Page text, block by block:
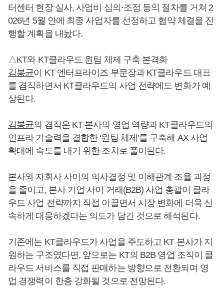
터센터 현장 실사, 사업비 심의·조정 등의 절차를 거쳐 2
026년 5월 안에 최종 사업자를 선정하고 협약 체결을 진
행할 계획을 내놨다.
△KT와 KT클라우드 원팀 체제 구축 본격화
김봉균이 KT 엔터프라이즈 부문장과 KT클라우드 대표
를 겸직하면서 KT클라우드의 사업 전략에도 변화가 예
상된다.
김봉균의 겸직은 KT 본사의 영업 역량과 KT클라우드의
인프라 기술력을 결합한 ‘원팀 체제’를 구축해 AX 사업
확대에 속도를 내기 위한 조치로 풀이된다.
본사와 자회사 사이의 의사결정 및 이해관계 조율 과정
을 줄이고, 본사 기업 사이 거래(B2B) 사업 총괄이 클라
우드 사업 전략까지 직접 이끌면서 시장 변화에 더욱 신
속하게 대응하겠다는 의도가 담긴 것으로 해석된다.
기존에는 KT클라우드가 사업을 주도하고 KT 본사가 지
원하는 구조였다면, 앞으로는 KT의 B2B 영업 조직이 클
라우드 서비스를 직접 판매하는 방향으로 전환되며 영
업 경쟁력이 한층 강화될 것으로 전망된다.